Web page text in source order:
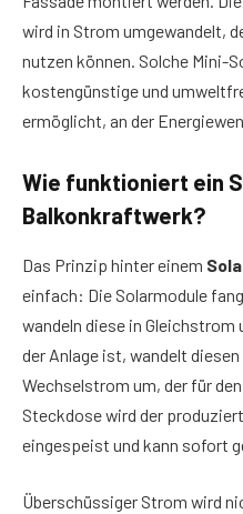
wird in Strom umgewandelt,
nutzen können. Solche Mini-
kostengünstige und
ermöglicht, an der
Wie funktioniert ein
Balkonkraftwerk?
Das Prinzip hinter einem
einfach: Die Solarmodule
wandeln diese in Gleichstrom
der Anlage ist, wandelt
Wechselstrom um, der für
Steckdose wird der
eingespeist und kann sofort
Überschüssiger Strom wird